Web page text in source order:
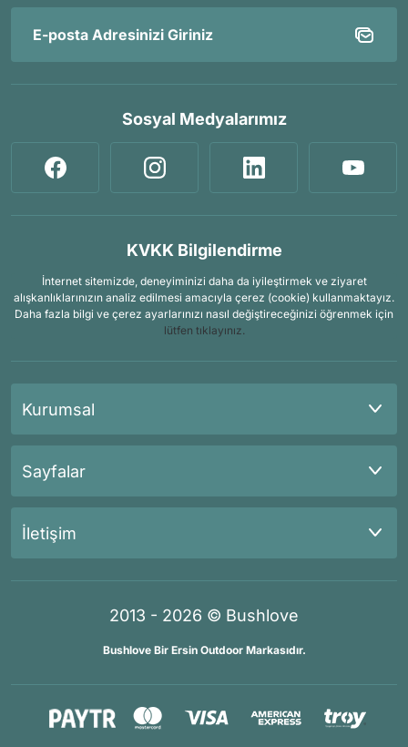
Sosyal Medyalarımız
KVKK Bilgilendirme
İnternet sitemizde, deneyiminizi daha da iyileştirmek ve ziyaret
alışkanlıklarınızın analiz edilmesi amacıyla çerez (cookie) kullanmaktayız.
Daha fazla bilgi ve çerez ayarlarınızı nasıl değiştireceğinizi öğrenmek için
lütfen tıklayınız.
Kurumsal
Sayfalar
İletişim
2013 - 2026 © Bushlove
Bushlove Bir Ersin Outdoor Markasıdır.